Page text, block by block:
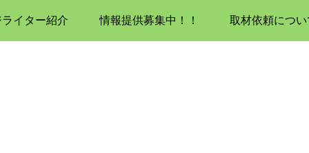
ライター紹介 情報提供募集中！！ 取材依頼につい